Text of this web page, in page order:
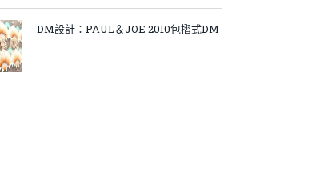
DM設計：PAUL＆JOE 2010包摺式DM